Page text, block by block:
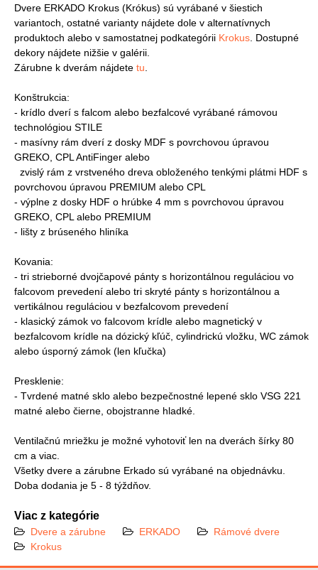
Dvere ERKADO Krokus (Krókus) sú vyrábané v šiestich
variantoch, ostatné varianty nájdete dole v alternatívnych
produktoch alebo v samostatnej podkategórii Krokus . Dostupné
dekory nájdete nižšie v galérii.
Zárubne k dverám nájdete tu
Konštrukcia:
- krídlo dverí s falcom alebo bezfalcové vyrábané rámovou
technológiou STILE
- masívny rám dverí z dosky MDF s povrchovou úpravou
GREKO, CPL AntiFinger alebo
zvislý rám z vrstveného dreva obloženého tenkými plátmi HDF s
povrchovou úpravou PREMIUM alebo CPL
- výplne z dosky HDF o hrúbke 4 mm s povrchovou úpravou
GREKO, CPL alebo PREMIUM
- lišty z brúseného hliníka
Kovania:
- tri strieborné dvojčapové pánty s horizontálnou reguláciou vo
falcovom prevedení alebo tri skryté pánty s horizontálnou a
vertikálnou reguláciou v bezfalcovom prevedení
- klasický zámok vo falcovom krídle alebo magnetický v
bezfalcovom krídle na dózický kľúč, cylindrickú vložku, WC zámok
alebo úsporný zámok (len kľučka)
Presklenie:
- Tvrdené matné sklo alebo bezpečnostné lepené sklo VSG 221
matné alebo čierne, obojstranne hladké.
Ventilačnú mriežku je možné vyhotoviť len na dverách šírky 80
cm a viac.
Všetky dvere a zárubne Erkado sú vyrábané na objednávku.
Doba dodania je 5 - 8 týždňov.
Viac z kategórie
Dvere a zárubne ERKADO
Rámové dvere
Krokus